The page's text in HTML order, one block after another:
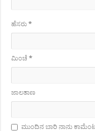
ಹೆಸರು*
ಮಿಂಚೆ*
ಜಾಲತಾಣ
ಮುಂದಿನ ಬಾರಿ ನಾನು